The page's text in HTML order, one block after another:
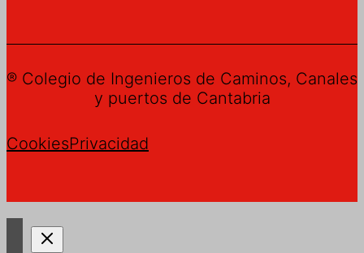
® Colegio de Ingenieros de Caminos, Canales
y puertos de Cantabria
CookiesPrivacidad